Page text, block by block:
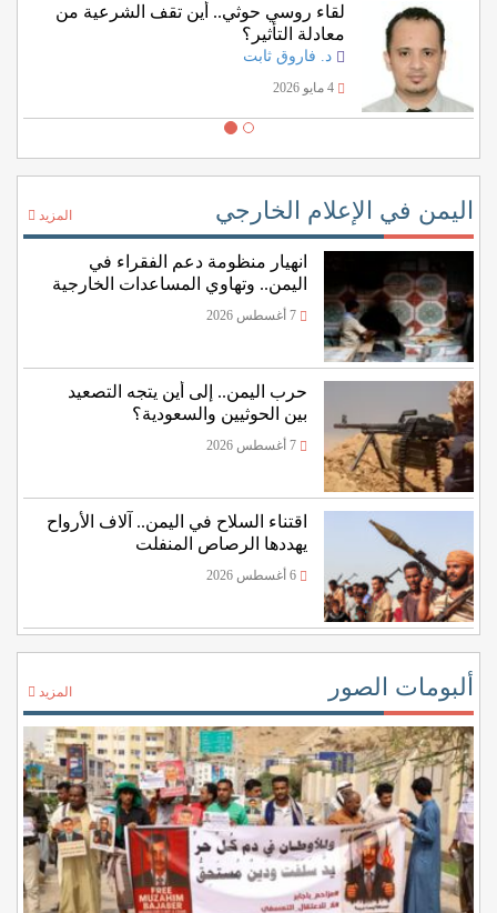
لقاء روسي حوثي.. أين تقف الشرعية من
معادلة التأثير؟
د. فاروق ثابت
4 مايو 2026
اليمن في الإعلام الخارجي المزيد
انهيار منظومة دعم الفقراء في
اليمن.. وتهاوي المساعدات الخارجية
7 أغسطس 2026
حرب اليمن.. إلى أين يتجه التصعيد
بين الحوثيين والسعودية؟
7 أغسطس 2026
اقتناء السلاح في اليمن.. آلاف الأرواح
يهددها الرصاص المنفلت
6 أغسطس 2026
ألبومات الصور المزيد